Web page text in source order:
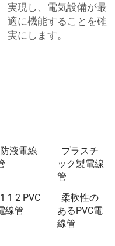
実現し、電気設備が最
適に機能することを確
実にします。
防液電線
プラスチ
ック製電線
管
1 1 2 PVC
線管
柔軟性の
あるPVC電
線管